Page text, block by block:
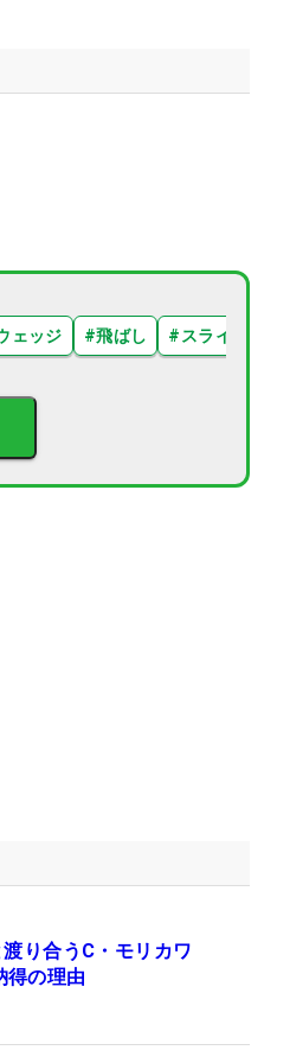
ェッジ #飛ばし # スライス
り合うC・モリカワ
得の理由